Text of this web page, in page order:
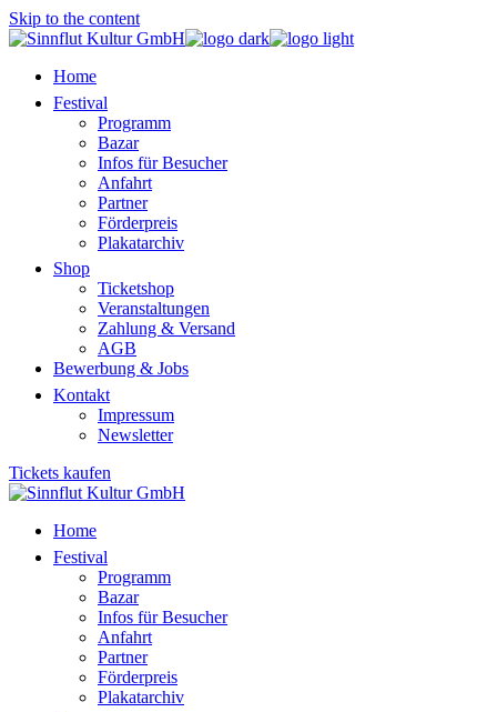
Skip to the content
Home
Festival
Programm
Bazar
Infos für Besucher
Anfahrt
Partner
Förderpreis
Plakatarchiv
Shop
Ticketshop
Veranstaltungen
Zahlung & Versand
AGB
Bewerbung & Jobs
Kontakt
Impressum
Newsletter
Tickets kaufen
Home
Festival
Programm
Bazar
Infos für Besucher
Anfahrt
Partner
Förderpreis
Plakatarchiv